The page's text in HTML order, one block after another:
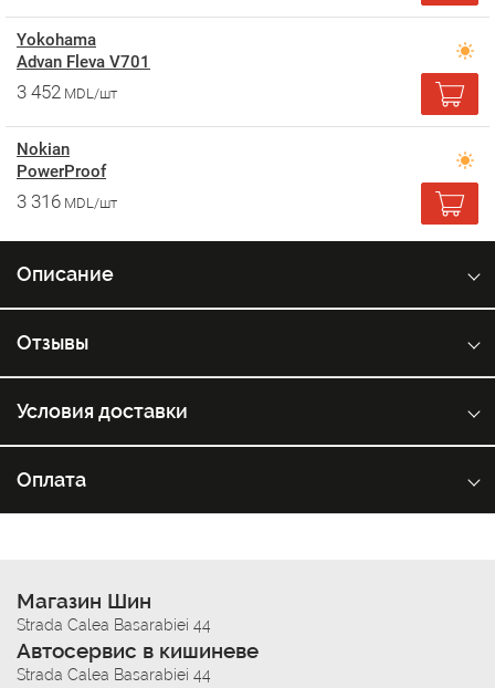
Yokohama
Advan Fleva V701
3 452 MDL/шт
Nokian
PowerProof
3 316 MDL/шт
Описание
Отзывы
Условия доставки
Оплата
Магазин Шин
Strada Calea Basarabiei 44
Автосервис в кишиневе
Strada Calea Basarabiei 44